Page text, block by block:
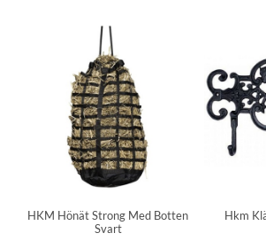
HKM Hönät Strong Med Botten
Svart
Hkm